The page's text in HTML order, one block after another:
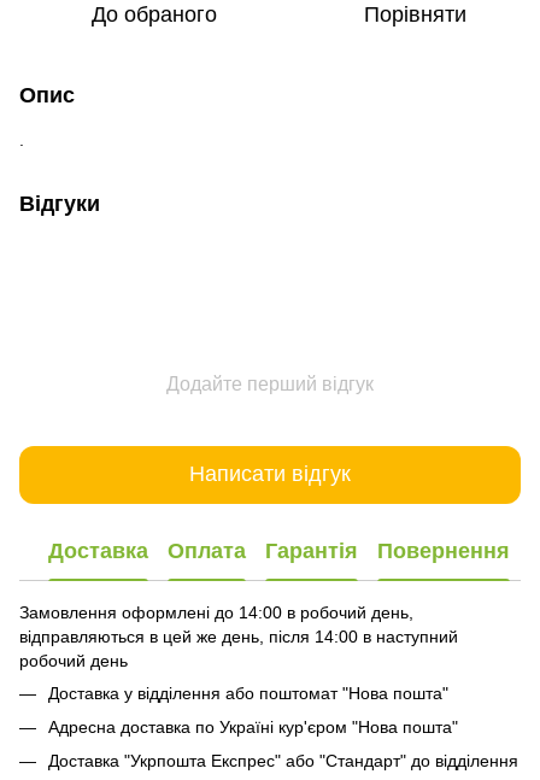
До обраного Порівняти
Опис
Відгуки
Додайте перший відгук
Написати відгук
Доставка Оплата Гарантія Повернення
Замовлення оформлені до 14:00 в робочий день,
відправляються в цей же день, після 14:00 в наступний
робочий день
Доставка у відділення або поштомат "Нова пошта"
Адресна доставка по Україні кур'єром "Нова пошта"
Доставка "Укрпошта Експрес" або "Стандарт" до відділення